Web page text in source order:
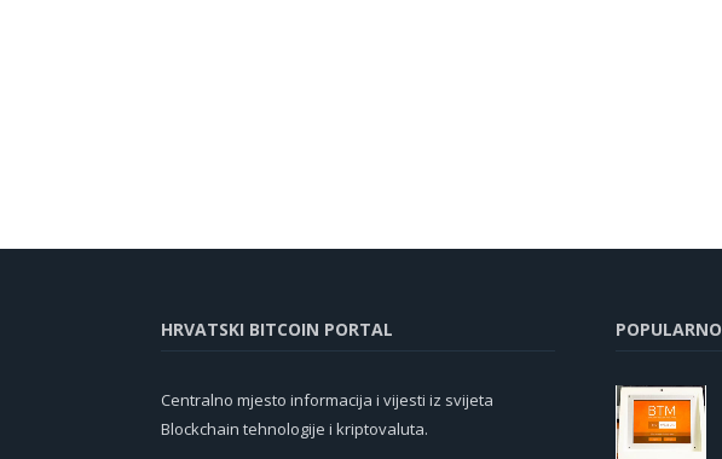
HRVATSKI BITCOIN PORTAL
Centralno mjesto informacija i vijesti iz svijeta
Blockchain tehnologije i kriptovaluta.
POPULARNO